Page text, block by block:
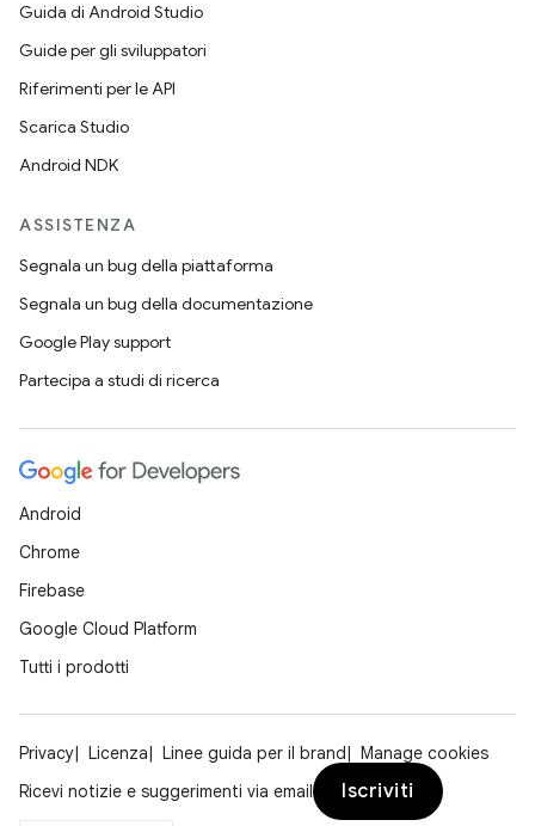
Guida di Android Studio
Guide per gli sviluppatori
Riferimenti per le API
Scarica Studio
Android NDK
ASSISTENZA
Segnala un bug della piattaforma
Segnala un bug della documentazione
Google Play support
Partecipa a studi di ricerca
Android
Chrome
Firebase
Google Cloud Platform
Tutti i prodotti
Privacy Licenza Linee guida per il brand
Manage cookies
Ricevi notizie e suggerimenti via email
Iscriviti